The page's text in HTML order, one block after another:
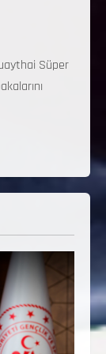
Süper